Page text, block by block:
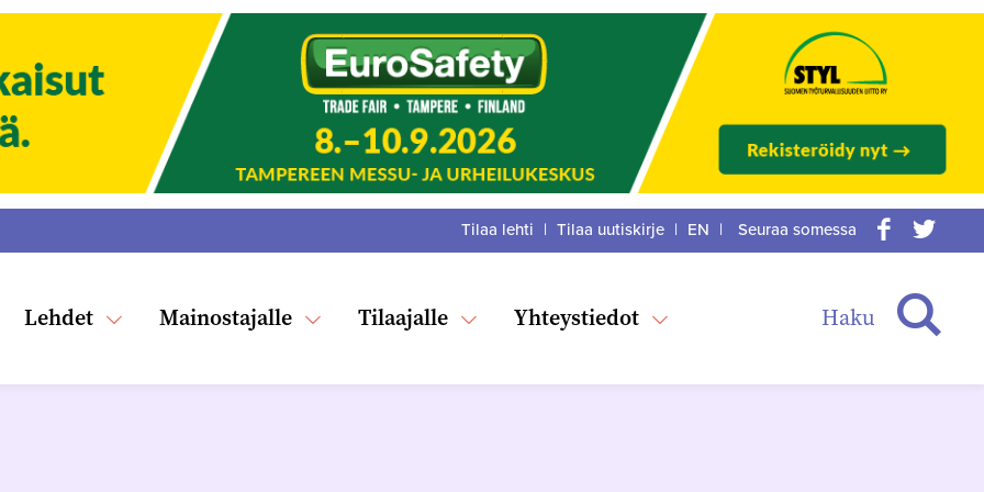
Lehdet Mainostajalle Tilaajalle Yhteystiedot Haku
Tilaa lehti | Tilaa uutiskirje | EN |
Seuraa somessa
:Facebook
Twitter